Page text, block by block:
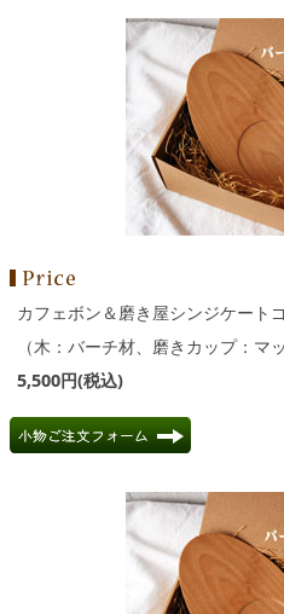
カフェボン＆磨き屋シンジケート
（木：バーチ材、磨きカップ：マ
5,500円(税込)